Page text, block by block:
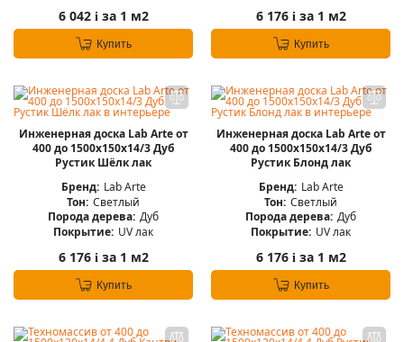
6 042 iза 1 м2
Купить
6 176 iза 1 м2
Купить
Инженерная доска Lab Arte от
400 до 1500х150х14/3 Дуб
Рустик Шёлк лак
Бренд: Lab Arte
Тон: Светлый
Порода дерева: Дуб
Покрытие: UV лак
6 176 iза 1 м2
Купить
Инженерная доска Lab Arte от
400 до 1500х150х14/3 Дуб
Рустик Блонд лак
Бренд: Lab Arte
Тон: Светлый
Порода дерева: Дуб
Покрытие: UV лак
6 176 iза 1 м2
Купить